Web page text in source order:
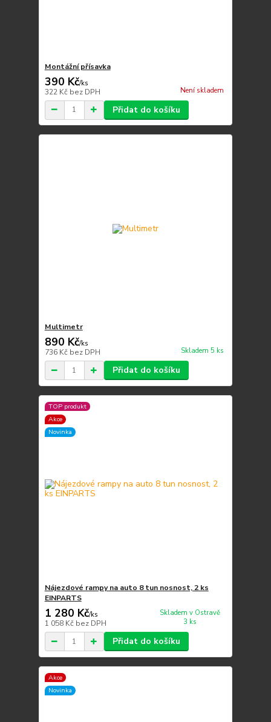
Montážní přísavka
390 Kč/ks
322 Kč bez DPH Není skladem
Přidat do košíku
Multimetr
890 Kč/ks
736 Kč bez DPH Skladem 5 ks
Přidat do košíku
TOP produkt
Akce
Novinka
Nájezdové rampy na auto 8 tun nosnost, 2 ks
EINPARTS
1 280 Kč/ks
1 058 Kč bez DPH
Skladem v Ostravě
3 ks
Přidat do košíku
Akce
Novinka